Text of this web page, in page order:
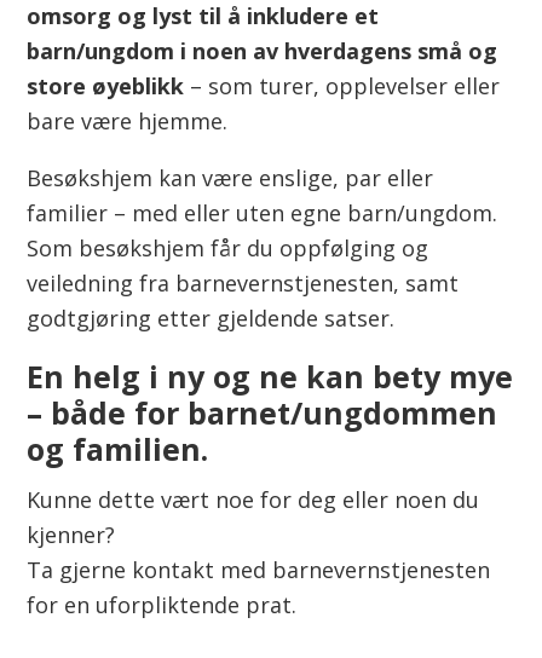
omsorg og lyst til å inkludere et
barn/ungdom i noen av hverdagens små og
store øyeblikk – som turer, opplevelser eller
bare være hjemme.
Besøkshjem kan være enslige, par eller
familier – med eller uten egne barn/ungdom.
Som besøkshjem får du oppfølging og
veiledning fra barnevernstjenesten, samt
godtgjøring etter gjeldende satser.
En helg i ny og ne kan bety mye
– både for barnet/ungdommen
og familien.
Kunne dette vært noe for deg eller noen du
kjenner?
Ta gjerne kontakt med barnevernstjenesten
for en uforpliktende prat.